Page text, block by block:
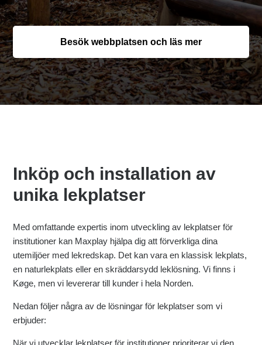
Besök webbplatsen och läs mer
Inköp och installation av
unika lekplatser
Med omfattande expertis inom utveckling av lekplatser för
institutioner kan Maxplay hjälpa dig att förverkliga dina
utemiljöer med lekredskap. Det kan vara en klassisk lekplats,
en naturlekplats eller en skräddarsydd leklösning. Vi finns i
Køge, men vi levererar till kunder i hela Norden.
Nedan följer några av de lösningar för lekplatser som vi
erbjuder:
När vi utvecklar lekplatser för institutioner prioriterar vi den